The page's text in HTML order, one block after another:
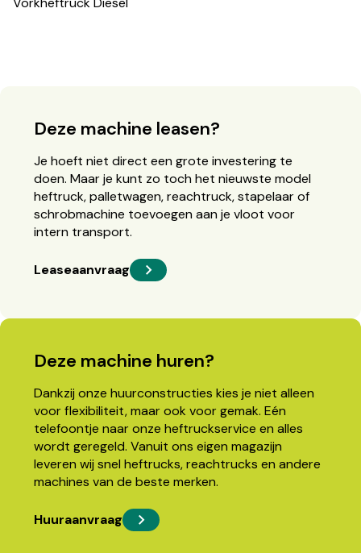
Deze machine leasen?
Je hoeft niet direct een grote investering te
doen. Maar je kunt zo toch het nieuwste model
heftruck, palletwagen, reachtruck, stapelaar of
schrobmachine toevoegen aan je vloot voor
intern transport.
Leaseaanvraag
Deze machine huren?
Dankzij onze huurconstructies kies je niet alleen
voor flexibiliteit, maar ook voor gemak. Eén
telefoontje naar onze heftruckservice en alles
wordt geregeld. Vanuit ons eigen magazijn
leveren wij snel heftrucks, reachtrucks en andere
machines van de beste merken.
Huuraanvraag